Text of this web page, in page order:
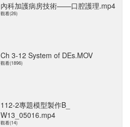
內科加護病房技術——口腔護理.mp4
觀看(26)
Ch 3-12 System of DEs.MOV
觀看(1896)
112-2專題模型製作B_
W13_05016.mp4
觀看(14)